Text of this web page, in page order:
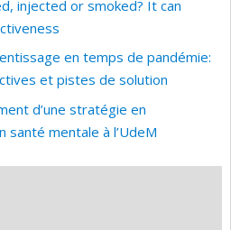
injected or smoked? It can
en temps de pandémie:
et pistes de solution
d’une stratégie en
santé mentale à l’UdeM